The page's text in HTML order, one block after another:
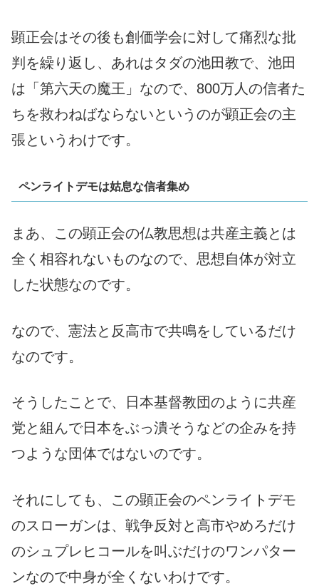
顕正会はその後も創価学会に対して痛烈な批
判を繰り返し、あれはタダの池田教で、池田
は「第六天の魔王」なので、800万人の信者た
ちを救わねばならないというのが顕正会の主
張というわけです。
ペンライトデモは姑息な信者集め
まあ、この顕正会の仏教思想は共産主義とは
全く相容れないものなので、思想自体が対立
した状態なのです。
なので、憲法と反高市で共鳴をしているだけ
なのです。
そうしたことで、日本基督教団のように共産
党と組んで日本をぶっ潰そうなどの企みを持
つような団体ではないのです。
それにしても、この顕正会のペンライトデモ
のスローガンは、戦争反対と高市やめろだけ
のシュプレヒコールを叫ぶだけのワンパター
ンなので中身が全くないわけです。